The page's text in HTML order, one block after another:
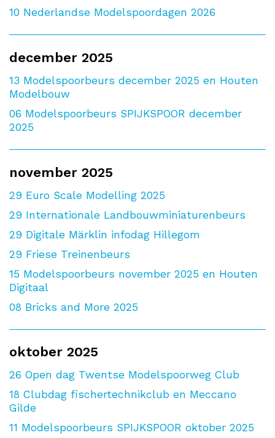
10 Nederlandse Modelspoordagen 2026
december 2025
13 Modelspoorbeurs december 2025 en Houten
Modelbouw
06 Modelspoorbeurs SPIJKSPOOR december
2025
november 2025
29 Euro Scale Modelling 2025
29 Internationale Landbouwminiaturenbeurs
29 Digitale Märklin infodag Hillegom
29 Friese Treinenbeurs
15 Modelspoorbeurs november 2025 en Houten
Digitaal
08 Bricks and More 2025
oktober 2025
26 Open dag Twentse Modelspoorweg Club
18 Clubdag fischertechnikclub en Meccano
Gilde
11 Modelspoorbeurs SPIJKSPOOR oktober 2025